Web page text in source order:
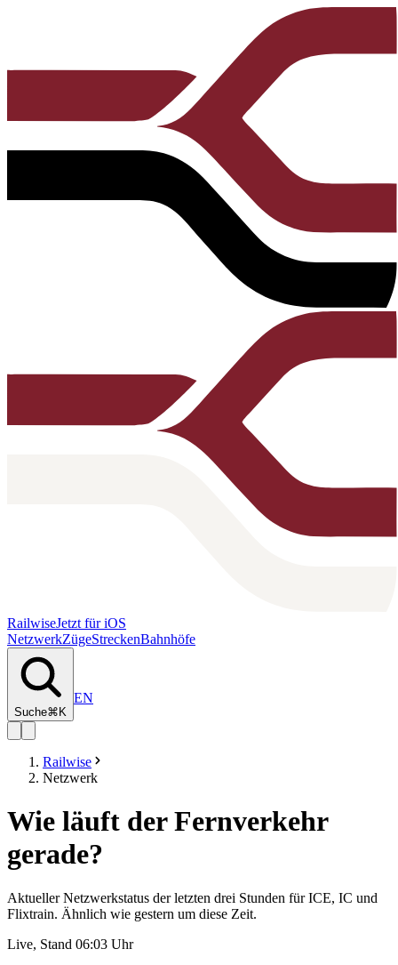
RailwiseJetzt für iOS
NetzwerkZügeStreckenBahnhöfe
Suche⌘K
EN
Railwise
Netzwerk
Wie läuft der Fernverkehr
gerade?
Aktueller Netzwerkstatus der letzten drei Stunden für ICE, IC und
Flixtrain. Ähnlich wie gestern um diese Zeit.
Live, Stand 06:03 Uhr